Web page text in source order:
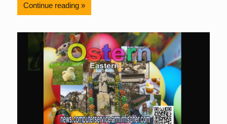
Continue reading